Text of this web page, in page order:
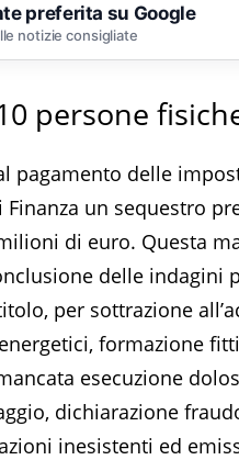
preferita su Google
notizie consigliate
persone
pagamento delle
Finanza un sequestro
di euro. Questa
delle indagini
per sottrazione
formazione
esecuzione
dichiarazione
inesistenti ed